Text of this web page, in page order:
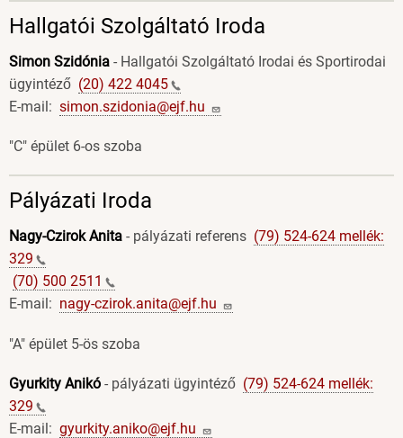
Hallgatói Szolgáltató Iroda
Simon Szidónia - Hallgatói Szolgáltató Irodai és Sportirodai
ügyintéző (20) 422 4045
E-mail: simon.szidonia@ejf.hu
"C" épület 6-os szoba
Pályázati Iroda
Nagy-Czirok Anita - pályázati referens (79) 524-624 mellék:
329
(70) 500 2511
E-mail: nagy-czirok.anita@ejf.hu
"A" épület 5-ös szoba
Gyurkity Anikó - pályázati ügyintéző (79) 524-624 mellék:
329
E-mail: gyurkity.aniko@ejf.hu